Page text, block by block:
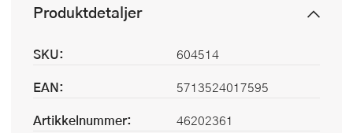
Produktdetaljer
SKU:
604514
EAN:
5713524017595
Artikkelnummer:
46202361